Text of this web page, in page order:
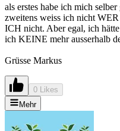
als erstes habe ich mich
zweitens weiss ich nicht
ICH nicht. Aber egal, ich
ich KEINE mehr ausserhalb
Grüsse Markus
0 Likes
Mehr